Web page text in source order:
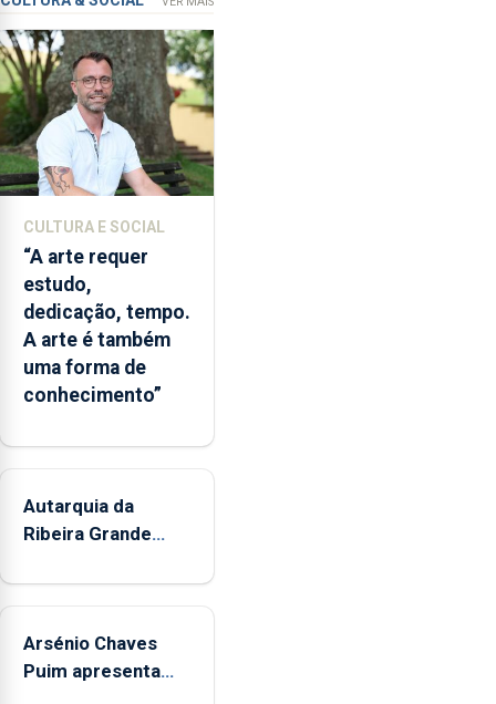
garante
a
abertura
dos
museus
e
núcleos
integrados
na
Rede
Municipal
de
Museus
aos
durante
mês
de
entre
14h00
e
CULTURA E SOCIAL
“A arte requer
estudo,
dedicação, tempo.
A arte é também
uma forma de
conhecimento”
Autarquia da
Ribeira Grande
"Museus no Verão"
Arsénio Chaves
Puim apresenta